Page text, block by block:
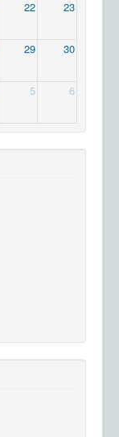
22 23
29 30
5 6